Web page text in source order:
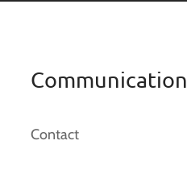
Communication
Contact